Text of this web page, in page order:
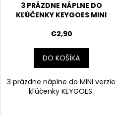
3 PRÁZDNE NÁPLNE DO
KĽÚČENKY KEYGOES MINI
€2,90
DO KOŠÍKA
3 prázdne náplne do MINI verzie
kľúčenky KEYGOES.